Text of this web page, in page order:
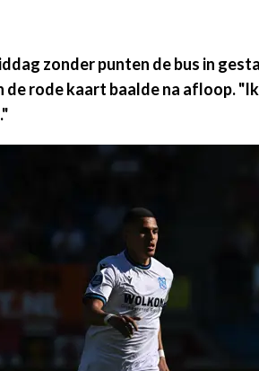
zonder punten de bus in
de rode kaart baalde na afloop.